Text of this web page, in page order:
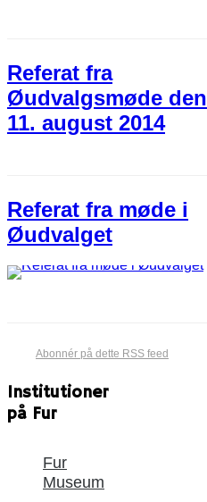
Referat fra
Øudvalgsmøde den
11. august 2014
Referat fra møde i
Øudvalget
Abonnér på dette RSS feed
Institutioner
på Fur
Fur
Museum